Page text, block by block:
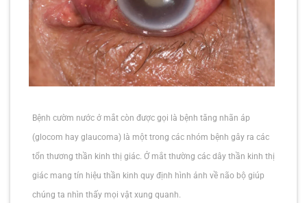
Bệnh cườm nước ở mắt còn được gọi là bệnh tăng nhãn áp
(glocom hay glaucoma) là một trong các nhóm bệnh gây ra các
tổn thương thần kinh thị giác. Ở mắt thường các dây thần kinh thị
giác mang tín hiệu thần kinh quy định hình ảnh về não bộ giúp
chúng ta nhìn thấy mọi vật xung quanh.